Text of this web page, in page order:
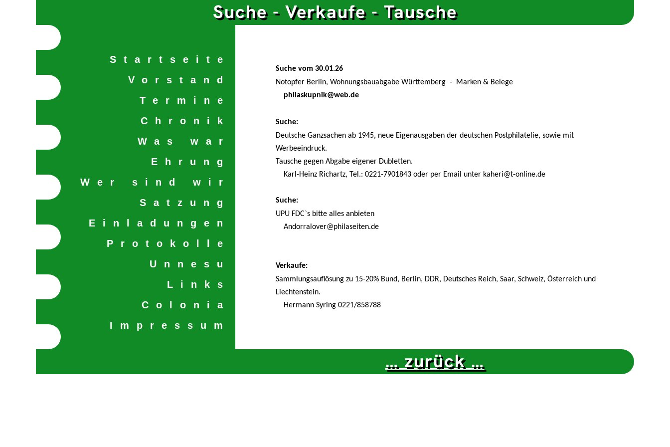
Suche - Verkaufe - Tausche
Startseite
Vorstand
Termine
Chronik
Was war
Ehrung
Wer sind wir
Satzung
Einladungen
Protokolle
Unnesu
Links
Colonia
Impressum
Suche vom 30.01.26
Notopfer Berlin, Wohnungsbauabgabe Württemberg - Marken & Belege
philaskupnik@web.de
Suche:
Deutsche Ganzsachen ab 1945, neue Eigenausgaben der deutschen Postphilatelie, sowie mit
Werbeeindruck.
Tausche gegen Abgabe eigener Dubletten.
Karl-Heinz Richartz, Tel.: 0221-7901843 oder per Email unter kaheri@t-online.de
Suche:
UPU FDC`s bitte alles anbieten
Andorralover@philaseiten.de
Verkaufe:
Sammlungsauflösung zu 15-20% Bund, Berlin, DDR, Deutsches Reich, Saar, Schweiz, Österreich und
Liechtenstein.
Hermann Syring 0221/858788
… zurück …